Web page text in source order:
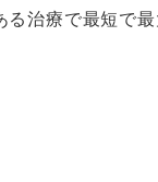
る治療で最短で